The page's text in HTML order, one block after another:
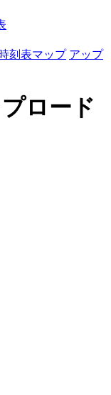
刻表マップ アップ
ロード